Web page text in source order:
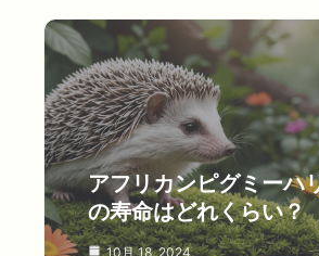
アフリカンピグミーハ
の寿命はどれくらい？
10月 18, 2024